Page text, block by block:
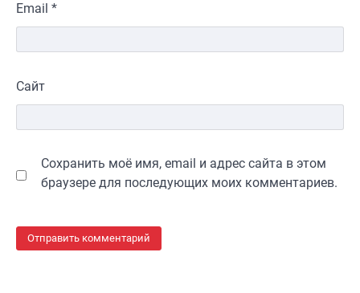
Email *
Сайт
Сохранить моё имя, email и адрес сайта в этом
браузере для последующих моих комментариев.